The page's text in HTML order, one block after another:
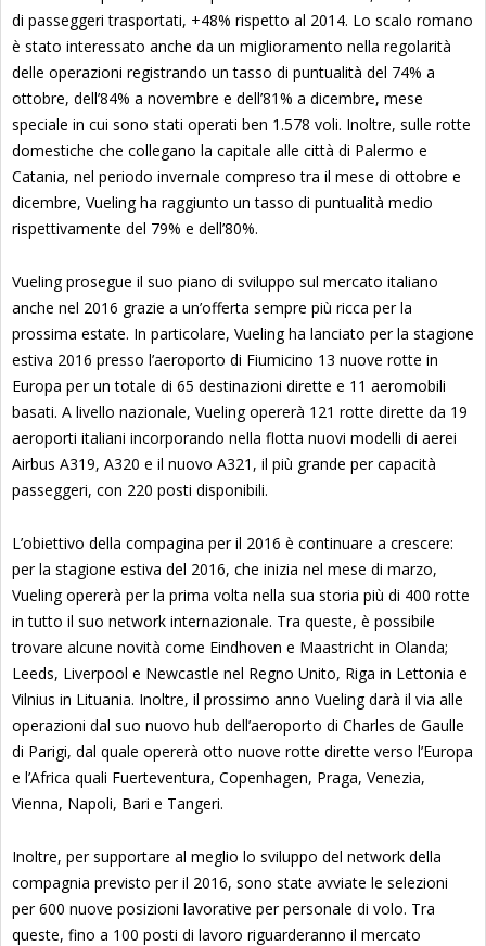
di passeggeri trasportati, +48% rispetto al 2014. Lo scalo romano
è stato interessato anche da un miglioramento nella regolarità
delle operazioni registrando un tasso di puntualità del 74% a
ottobre, dell’84% a novembre e dell’81% a dicembre, mese
speciale in cui sono stati operati ben 1.578 voli. Inoltre, sulle rotte
domestiche che collegano la capitale alle città di Palermo e
Catania, nel periodo invernale compreso tra il mese di ottobre e
dicembre, Vueling ha raggiunto un tasso di puntualità medio
rispettivamente del 79% e dell’80%.
Vueling prosegue il suo piano di sviluppo sul mercato italiano
anche nel 2016 grazie a un’offerta sempre più ricca per la
prossima estate. In particolare, Vueling ha lanciato per la stagione
estiva 2016 presso l’aeroporto di Fiumicino 13 nuove rotte in
Europa per un totale di 65 destinazioni dirette e 11 aeromobili
basati. A livello nazionale, Vueling opererà 121 rotte dirette da 19
aeroporti italiani incorporando nella flotta nuovi modelli di aerei
Airbus A319, A320 e il nuovo A321, il più grande per capacità
passeggeri, con 220 posti disponibili.
L’obiettivo della compagina per il 2016 è continuare a crescere:
per la stagione estiva del 2016, che inizia nel mese di marzo,
Vueling opererà per la prima volta nella sua storia più di 400 rotte
in tutto il suo network internazionale. Tra queste, è possibile
trovare alcune novità come Eindhoven e Maastricht in Olanda;
Leeds, Liverpool e Newcastle nel Regno Unito, Riga in Lettonia e
Vilnius in Lituania. Inoltre, il prossimo anno Vueling darà il via alle
operazioni dal suo nuovo hub dell’aeroporto di Charles de Gaulle
di Parigi, dal quale opererà otto nuove rotte dirette verso l’Europa
e l’Africa quali Fuerteventura, Copenhagen, Praga, Venezia,
Vienna, Napoli, Bari e Tangeri.
Inoltre, per supportare al meglio lo sviluppo del network della
compagnia previsto per il 2016, sono state avviate le selezioni
per 600 nuove posizioni lavorative per personale di volo. Tra
queste, fino a 100 posti di lavoro riguarderanno il mercato